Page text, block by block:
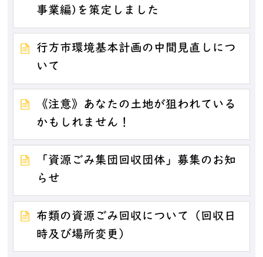
事業編)を策定しました
行方市環境基本計画の中間見直しにつ
いて
《注意》あなたの土地が狙われている
かもしれません！
「資源ごみ集団回収団体」募集のお知
らせ
布類の資源ごみ回収について（回収日
時及び場所変更）